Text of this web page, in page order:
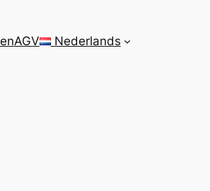
AGV Nederlands